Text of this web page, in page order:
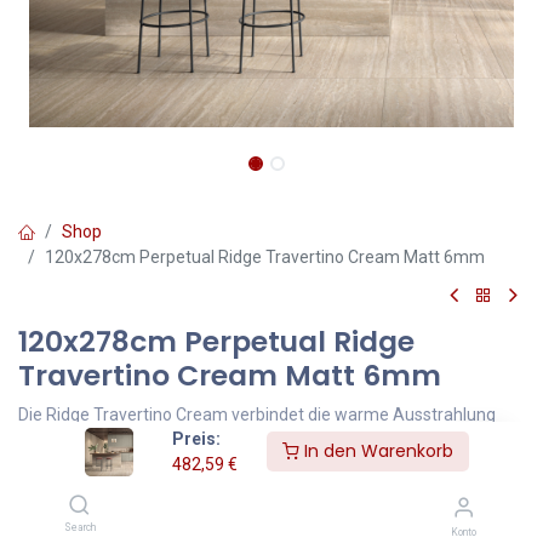
Preis:
482,59 €
In den Warenkorb
Search Konto
Shop
120x278cm Perpetual Ridge Travertino Cream Matt 6mm
120x278cm Perpetual Ridge
Travertino Cream Matt 6mm
Die Ridge Travertino Cream verbindet die warme Ausstrahlung
klassischer Travertinoberflächen mit einer modernen vertikalen
Reliefstruktur. Der sanfte Creme-Beigeton schafft eine ruhige und
elegante Raumwirkung und eignet sich hervorragend für zeitlose
Innenraumkonzepte.